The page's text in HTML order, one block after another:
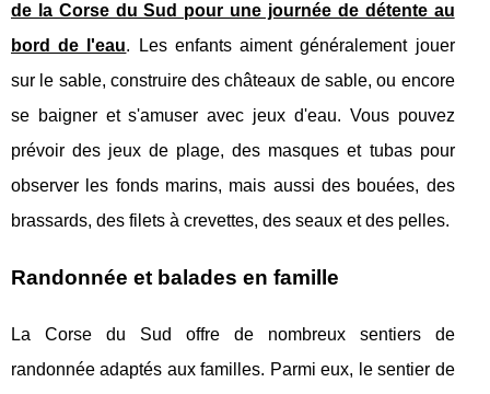
de la Corse du Sud pour une journée de détente au
bord de l'eau. Les enfants aiment généralement jouer
sur le sable, construire des châteaux de sable, ou encore
se baigner et s'amuser avec jeux d'eau. Vous pouvez
prévoir des jeux de plage, des masques et tubas pour
observer les fonds marins, mais aussi des bouées, des
brassards, des filets à crevettes, des seaux et des pelles.
Randonnée et balades en famille
La Corse du Sud offre de nombreux sentiers de
randonnée adaptés aux familles. Parmi eux, le sentier de